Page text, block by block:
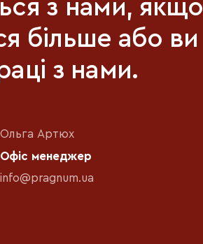
з нами, якщо
більше або ви
з нами.
Ольга Артюх
Офіс менеджер
info@pragnum.ua